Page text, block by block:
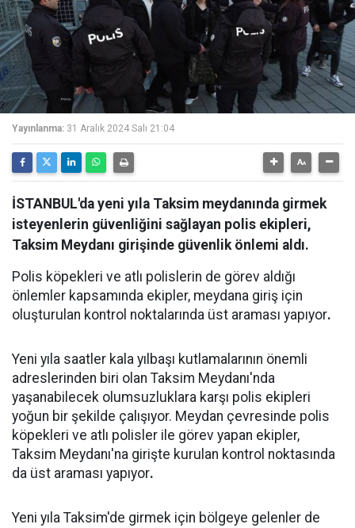
Yayınlanma: 31 Aralık 2024 Salı 21:04
İSTANBUL'da yeni yıla Taksim meydanında girmek
isteyenlerin güvenliğini sağlayan polis ekipleri,
Taksim Meydanı girişinde güvenlik önlemi aldı.
Polis köpekleri ve atlı polislerin de görev aldığı
önlemler kapsamında ekipler, meydana giriş için
oluşturulan kontrol noktalarında üst araması yapıyor.
Yeni yıla saatler kala yılbaşı kutlamalarının önemli
adreslerinden biri olan Taksim Meydanı'nda
yaşanabilecek olumsuzluklara karşı polis ekipleri
yoğun bir şekilde çalışıyor. Meydan çevresinde polis
köpekleri ve atlı polisler ile görev yapan ekipler,
Taksim Meydanı'na girişte kurulan kontrol noktasında
da üst araması yapıyor.
Yeni yıla Taksim'de girmek için bölgeye gelenler de